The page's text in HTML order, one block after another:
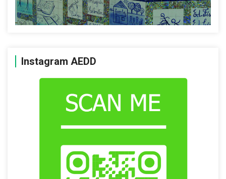
Instagram AEDD